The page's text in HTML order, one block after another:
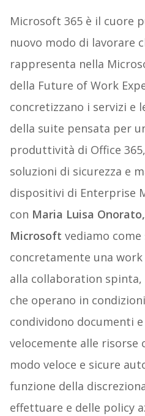
Microsoft 365 è il cuore
nuovo modo di lavorare
rappresenta nella
della Future of Work
concretizzano i servizi e
della suite pensata per
produttività di Office
soluzioni di sicurezza e
dispositivi di Enterprise
con Maria Luisa
Microsoft vediamo
concretamente una
alla collaboration
che operano in
condividono documenti e
velocemente alle risorse
modo veloce e sicure
funzione della
effettuare e delle policy